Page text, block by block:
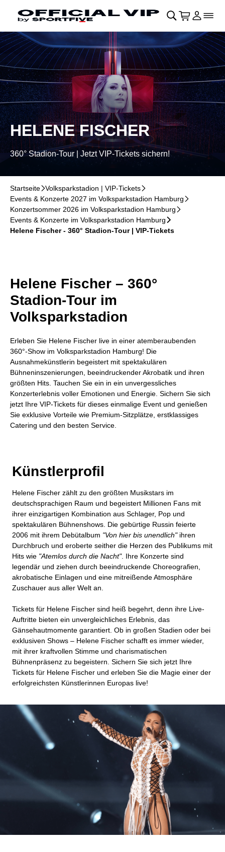
Navigation überspringen􀄫
􀊫 􀍩 Login
􀉩􀌇
HELENE FISCHER
360° Stadion-Tour | Jetzt VIP-Tickets sichern!
Startseite􀆊Volksparkstadion | VIP-Tickets􀆊
Events & Konzerte 2027 im Volksparkstadion Hamburg􀆊
Konzertsommer 2026 im Volksparkstadion Hamburg􀆊
Events & Konzerte im Volksparkstadion Hamburg􀆊
Helene Fischer - 360° Stadion-Tour | VIP-Tickets
Helene Fischer – 360°
Stadion-Tour im
Volksparkstadion
Erleben Sie Helene Fischer live in einer atemberaubenden
360°-Show im Volksparkstadion Hamburg! Die
Ausnahmekünstlerin begeistert mit spektakulären
Bühneninszenierungen, beeindruckender Akrobatik und ihren
größten Hits. Tauchen Sie ein in ein unvergessliches
Konzerterlebnis voller Emotionen und Energie. Sichern Sie sich
jetzt Ihre VIP-Tickets für dieses einmalige Event und genießen
Sie exklusive Vorteile wie Premium-Sitzplätze, erstklassiges
Catering und den besten Service.
Künstlerprofil
Helene Fischer zählt zu den größten Musikstars im
deutschsprachigen Raum und begeistert Millionen Fans mit
ihrer einzigartigen Kombination aus Schlager, Pop und
spektakulären Bühnenshows. Die gebürtige Russin feierte
2006 mit ihrem Debütalbum "Von hier bis unendlich"ihren
Durchbruch und eroberte seither die Herzen des Publikums mit
Hits wie "Atemlos durch die Nacht". Ihre Konzerte sind
legendär und ziehen durch beeindruckende Choreografien,
akrobatische Einlagen und eine mitreißende Atmosphäre
Zuschauer aus aller Welt an.
Tickets für Helene Fischer sind heiß begehrt, denn ihre Live-
Auftritte bieten ein unvergleichliches Erlebnis, das
Gänsehautmomente garantiert. Ob in großen Stadien oder bei
exklusiven Shows – Helene Fischer schafft es immer wieder,
mit ihrer kraftvollen Stimme und charismatischen
Bühnenpräsenz zu begeistern. Sichern Sie sich jetzt Ihre
Tickets für Helene Fischer und erleben Sie die Magie einer der
erfolgreichsten Künstlerinnen Europas live!